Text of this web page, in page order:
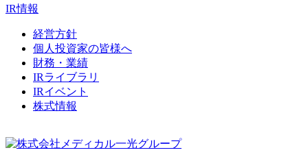
IR情報
経営方針
個人投資家の皆様へ
財務・業績
IRライブラリ
IRイベント
株式情報